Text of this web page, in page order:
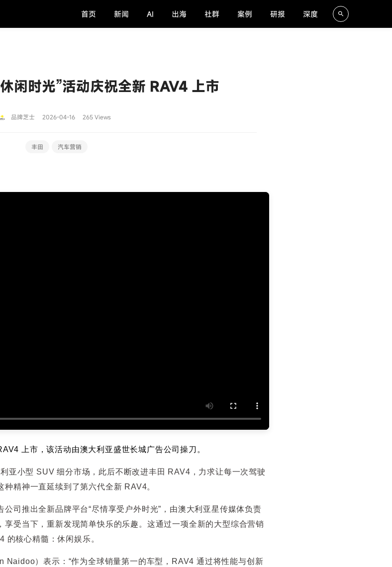
首页 新闻 AI 出海 社群 案例 研报 深度
闲时光”活动庆祝全新 RAV4 上市
品牌芝士 2026-04-16 265 Views
丰田 汽车营销
上市，该活动由澳大利亚盛世长城广告公司操刀。
亚小型 SUV 细分市场，此后不断改进丰田 RAV4，力求让每一次驾驶
精神一直延续到了第六代全新 RAV4。
司推出全新品牌平台“尽情享受户外时光”，由澳大利亚星传媒体负责
受当下，重新发现简单快乐的乐趣。这通过一项全新的大型综合营销
的核心精髓：休闲娱乐。
Naidoo）表示：“作为全球销量第一的车型，RAV4 通过将性能与创新